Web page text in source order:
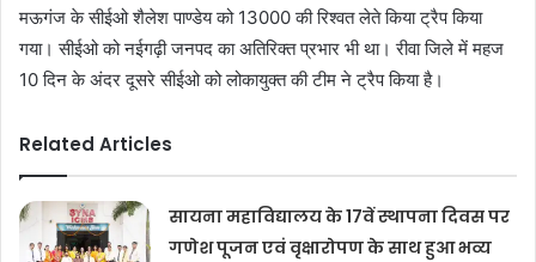
मऊगंज के सीईओ शैलेश पाण्डेय को 13000 की रिश्वत लेते किया ट्रैप किया
गया। सीईओ को नईगढ़ी जनपद का अतिरिक्त प्रभार भी था। रीवा जिले में महज
10 दिन के अंदर दूसरे सीईओ को लोकायुक्त की टीम ने ट्रैप किया है।
Related Articles
सायना महाविद्यालय के 17वें स्थापना दिवस पर
गणेश पूजन एवं वृक्षारोपण के साथ हुआ भव्य